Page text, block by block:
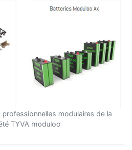
modulaires de la
TYVA moduloo